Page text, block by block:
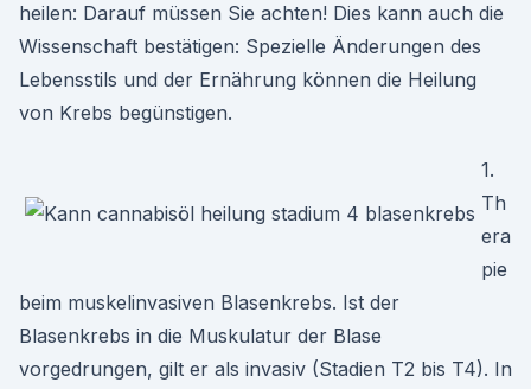
heilen: Darauf müssen Sie achten! Dies kann auch die
Wissenschaft bestätigen: Spezielle Änderungen des
Lebensstils und der Ernährung können die Heilung
von Krebs begünstigen.
1.
Th
era
pie
beim muskelinvasiven Blasenkrebs. Ist der
Blasenkrebs in die Muskulatur der Blase
vorgedrungen, gilt er als invasiv (Stadien T2 bis T4). In